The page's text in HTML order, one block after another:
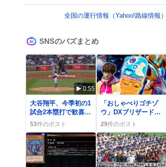
きたい… （昭和4年
婦人倶楽部新年号よ全国の運行情報（Yahoo!路線情報）
SNSのバズまとめ
0:55
大谷翔平、今季初の1
試合2本塁打で歓喜
ドジャースは惜敗
53件のポスト
「おしゃべりゴチゾ
ウ」DXブリザードソ
ルベエ登場にファン
化」
29件のポスト